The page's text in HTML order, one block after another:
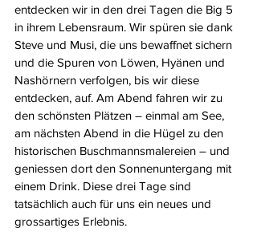
entdecken wir in den drei Tagen die Big 5
in ihrem Lebensraum. Wir spüren sie dank
Steve und Musi, die uns bewaffnet sichern
und die Spuren von Löwen, Hyänen und
Nashörnern verfolgen, bis wir diese
entdecken, auf. Am Abend fahren wir zu
den schönsten Plätzen – einmal am See,
am nächsten Abend in die Hügel zu den
historischen Buschmannsmalereien – und
geniessen dort den Sonnenuntergang mit
einem Drink. Diese drei Tage sind
tatsächlich auch für uns ein neues und
grossartiges Erlebnis.